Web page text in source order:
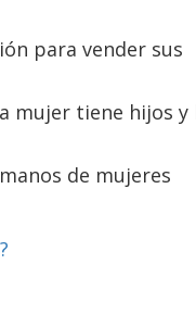
para vender sus
mujer tiene hijos y
de mujeres